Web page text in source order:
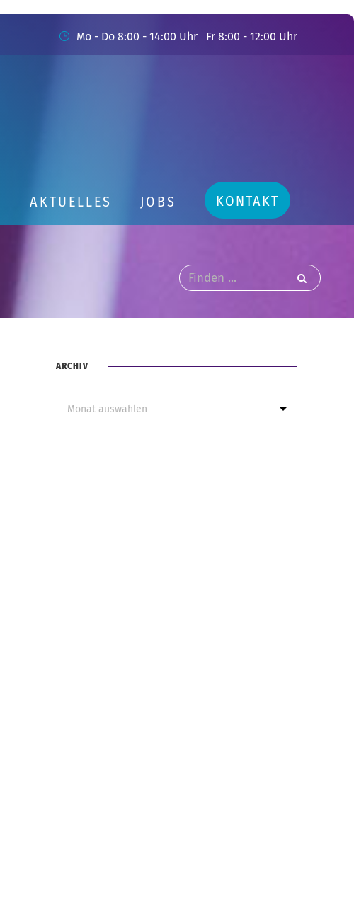
Mo - Do 8:00 - 14:00 Uhr Fr 8:00 - 12:00 Uhr
AKTUELLES JOBS KONTAKT
ARCHIV